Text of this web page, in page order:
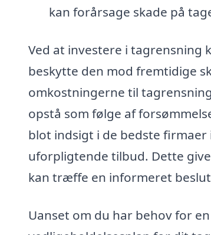
kan forårsage skade på
Ved at investere i tagrensning
beskytte den mod fremtidige
omkostningerne til
opstå som følge af
blot indsigt i de bedste firmaer
uforpligtende tilbud. Dette
kan træffe en informeret
Uanset om du har behov for